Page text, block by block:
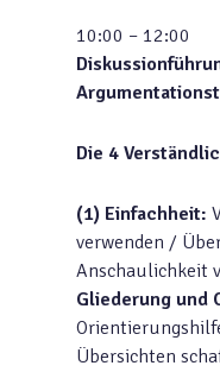
10:00 – 12:00
Die 4
(1) Einfachheit:
verwenden /
Anschaulichkeit
Gliederung und
Übersichten